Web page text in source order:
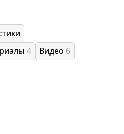
4 Видео 6